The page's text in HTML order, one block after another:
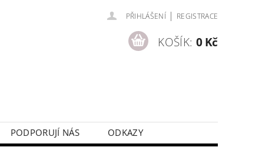
PŘIHLÁŠENÍ | REGISTRACE
KOŠÍK: 0 Kč
PODPORUJÍ NÁS
ODKAZY